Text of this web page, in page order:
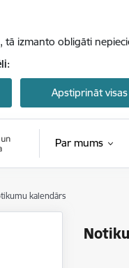
tā izmanto obligāti
Apstiprināt visas
Par mums
kalendārs